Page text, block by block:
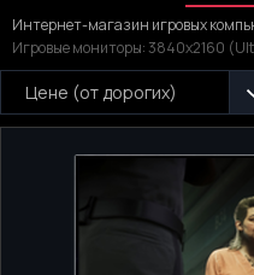
Интернет-магазин игровых
Игровые мониторы: 3840x2160
Цене (от дорогих)